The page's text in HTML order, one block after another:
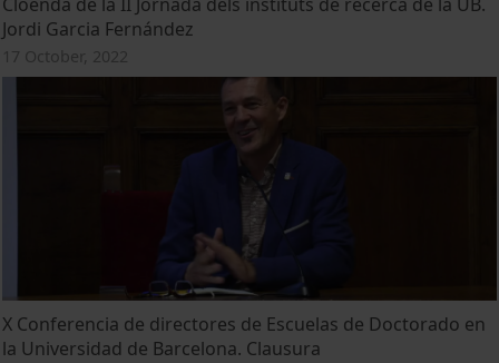
Jordi Garcia Fernández
17 October, 2022
X Conferencia de directores de Escuelas de Doctorado en
la Universidad de Barcelona. Clausura